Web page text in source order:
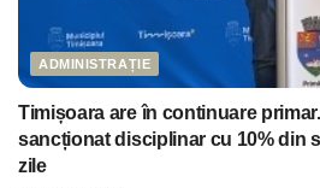
ADMINISTRAȚIE
Timișoara are în continuare
sancționat disciplinar cu 10% din
zile